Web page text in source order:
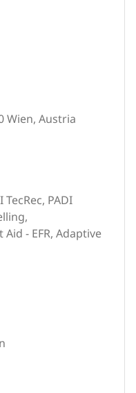
TecRec, PADI
- EFR, Adaptive
Wien, Austria